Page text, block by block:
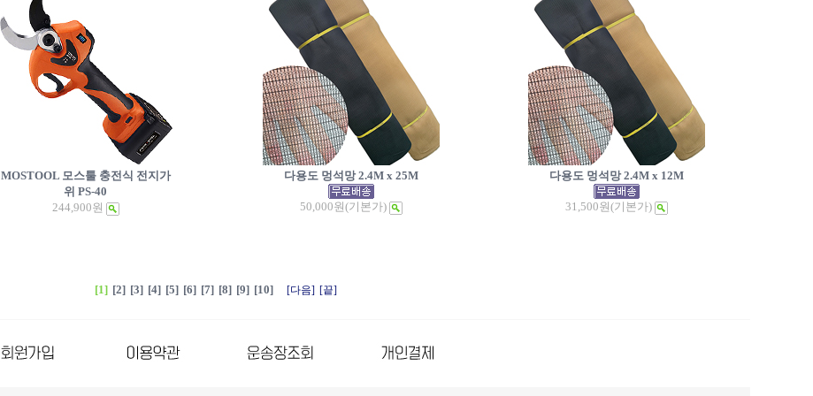
MOSTOOL 모스툴 충전식 전지가
위 PS-40
244,900원
다용도 멍석망 2.4M x 25M
50,000원(기본가)
다용도 멍석망 2.4M x 12M
31,500원(기본가)
[1] [2] [3] [4] [5] [6] [7] [8] [9] [10] [다음] [끝]